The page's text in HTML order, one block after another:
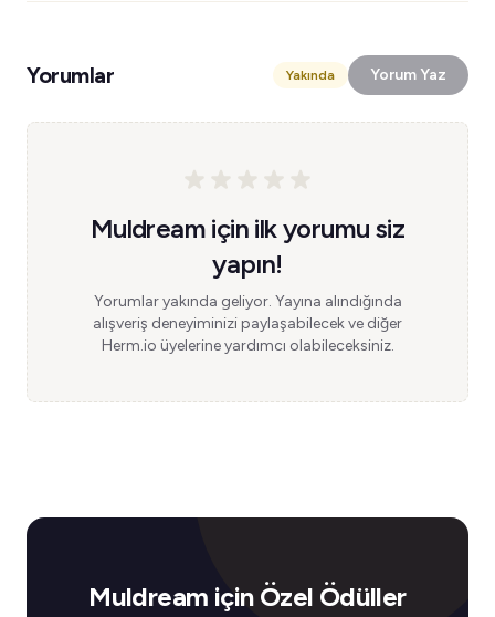
Yorumlar Yakında Yorum Yaz
Muldream için ilk yorumu siz
yapın!
Yorumlar yakında geliyor. Yayına alındığında
alışveriş deneyiminizi paylaşabilecek ve diğer
Herm.io üyelerine yardımcı olabileceksiniz.
Muldream için Özel Ödüller